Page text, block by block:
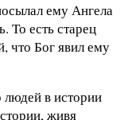
ему Ангела
То есть старец
что Бог явил ему
в истории
живя